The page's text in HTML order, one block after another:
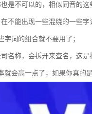
是不可以的，相似同音的
不能出现一些混绕的一些
字词的组合就不要用了；
名称，会拆开来查名，这
就会高一点了，如果你真的